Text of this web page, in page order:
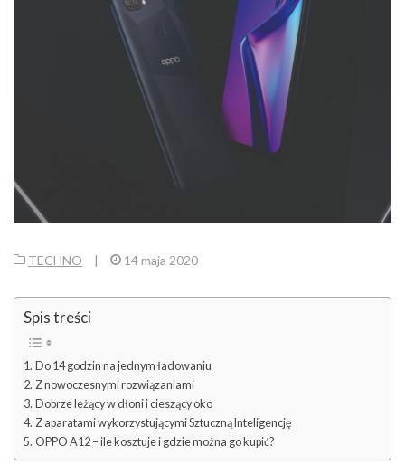
TECHNO | 14 maja 2020
Spis treści
Do 14 godzin na jednym ładowaniu
Z nowoczesnymi rozwiązaniami
Dobrze leżący w dłoni i cieszący oko
Z aparatami wykorzystującymi Sztuczną Inteligencję
OPPO A12 – ile kosztuje i gdzie można go kupić?